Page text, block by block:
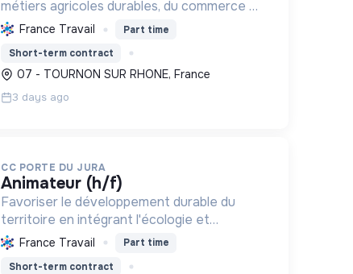
métiers agricoles durables, du commerce et
du social, répondant aux besoins
territoriaux. Elle favorise l'insertion
professionnelle et la transition écologiqu...
France Travail
Part time
Short-term contract
07 - TOURNON SUR RHONE, France
3 days ago
CC PORTE DU JURA
animateur (h/f)
Favoriser le développement durable du
territoire en intégrant l'écologie et
l'inclusion sociale dans l'aménagement, les
services et le bien-être des habitants.
France Travail
Part time
Short-term contract